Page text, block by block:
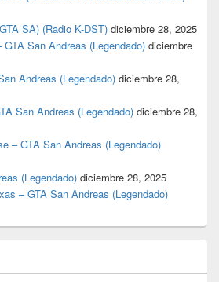
SA) (Radio K-DST) diciembre 28, 2025
San Andreas (Legendado) diciembre
Andreas (Legendado) diciembre 28,
San Andreas (Legendado) diciembre 28,
– GTA San Andreas (Legendado)
(Legendado) diciembre 28, 2025
– GTA San Andreas (Legendado)